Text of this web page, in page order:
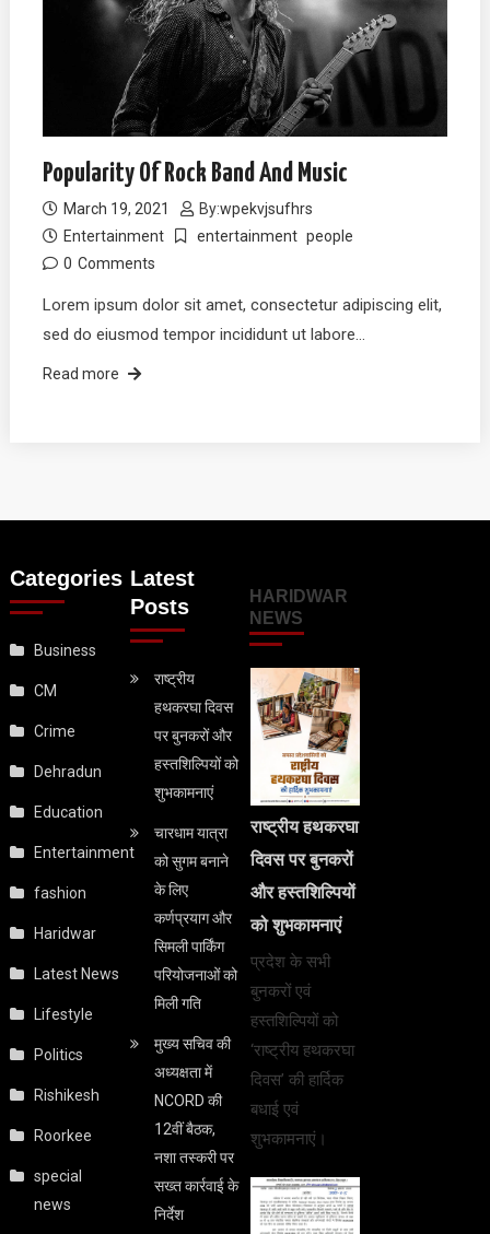
Popularity Of Rock Band And Music
March 19, 2021 By:wpekvjsufhrs
Entertainment
entertainment people
0 Comments
Lorem ipsum dolor sit amet, consectetur adipiscing elit,
sed do eiusmod tempor incididunt ut labore…
Read more
Categories
Business
CM
Crime
Dehradun
Education
Entertainment
fashion
Haridwar
Latest News
Lifestyle
Politics
Rishikesh
Roorkee
special
news
Latest
Posts
राष्ट्रीय
हथकरघा दिवस
पर बुनकरों और
हस्तशिल्पियों को
शुभकामनाएं
चारधाम यात्रा
को सुगम बनाने
के लिए
कर्णप्रयाग और
सिमली पार्किंग
परियोजनाओं को
मिली गति
मुख्य सचिव की
अध्यक्षता में
NCORD की
12वीं बैठक,
नशा तस्करी पर
सख्त कार्रवाई के
निर्देश
HARIDWAR
NEWS
राष्ट्रीय हथकरघा
दिवस पर बुनकरों
और हस्तशिल्पियों
को शुभकामनाएं
प्रदेश के सभी
बुनकरों एवं
हस्तशिल्पियों को
‘राष्ट्रीय हथकरघा
दिवस’ की हार्दिक
बधाई एवं
शुभकामनाएं।